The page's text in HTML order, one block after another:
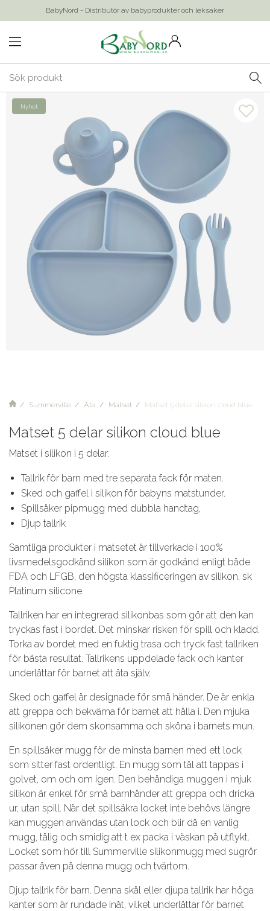
BabyNord - Distributör av babyprodukter och leksaker
Nyhet
Summerville Äta Matset Matset 5 delar silikon cloud blue
Matset 5 delar silikon cloud blue
Matset i silikon i 5 delar.
Tallrik för barn med tre separata fack för maten.
Sked och gaffel i silikon för babyns matstunder.
Spillsäker pipmugg med dubbla handtag,
Djup tallrik
Samtliga produkter i matsetet är tillverkade i 100%
livsmedelsgodkänd silikon som är godkänd enligt både
FDA och LFGB, den högsta klassificeringen av silikon, sk
Platinum silicone.
Tallriken har en integrerad silikonbas som gör att den kan
tryckas fast i bordet. Det minskar risken för spill och kladd.
Torka av bordet med en fuktig trasa och tryck fast tallriken
för bästa resultat. Tallrikens uppdelade fack och kanter
underlättar för barnet att äta själv.
Sked och gaffel är designade för små händer. De är enkla
att greppa och bekväma för barnet att hålla i. Den mjuka
silikonen gör dem skonsamma och sköna i barnets mun.
En spillsäker mugg för de minsta barnen med ett lock
som sitter fast ordentligt. En mugg som tål att tappas i
golvet, om och om igen. Den behändiga muggen i mjuk
silikon är enkel för små barnhänder att greppa och dricka
ur, utan spill. När det spillsäkra locket inte behövs längre
kan muggen användas utan lock och blir då en vanlig
mugg, tålig och smidig att t ex packa i väskan på utflykt.
Locket som hör till Summerville silikonmugg med sugrör
passar även på denna mugg och tvärtom.
Djup tallrik för barn. Denna skål eller djupa tallrik har höga
kanter som är rundade inåt, vilket underlättar för barnet